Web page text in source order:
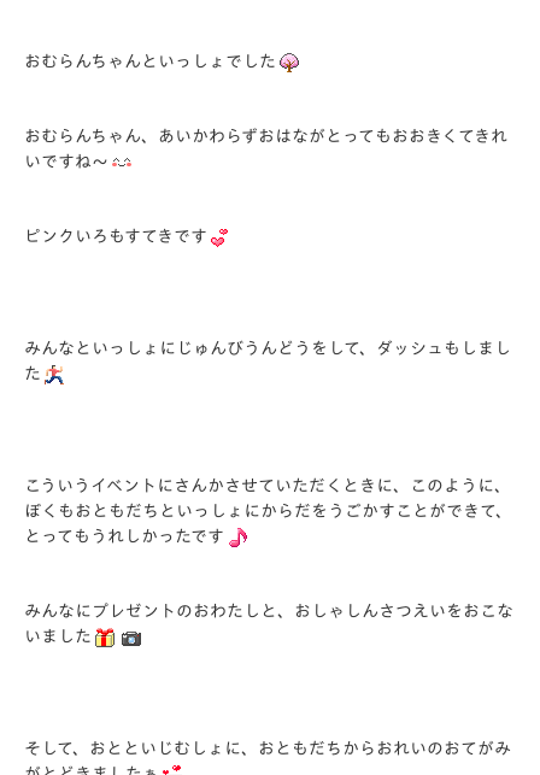
おむらんちゃんといっしょでした
おむらんちゃん、あいかわらずおはながとってもおおきくてきれ
いですね～
ピンクいろもすてきです
みんなといっしょにじゅんびうんどうをして、ダッシュもしまし
た
こういうイベントにさんかさせていただくときに、このように、
ぼくもおともだちといっしょにからだをうごかすことができて、
とってもうれしかったです
みんなにプレゼントのおわたしと、おしゃしんさつえいをおこな
いました
そして、おとといじむしょに、おともだちからおれいのおてがみ